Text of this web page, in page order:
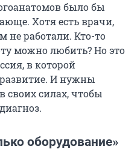
было бы
Хотя есть врачи,
не работали. Кто-то
можно любить? Но это
в которой
И нужны
своих силах, чтобы
оборудование»